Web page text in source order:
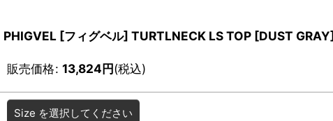
PHIGVEL [フィグベル] TURTLNECK LS TOP [DUST GRAY]
販売価格: 13,824円(税込)
Size を選択してください